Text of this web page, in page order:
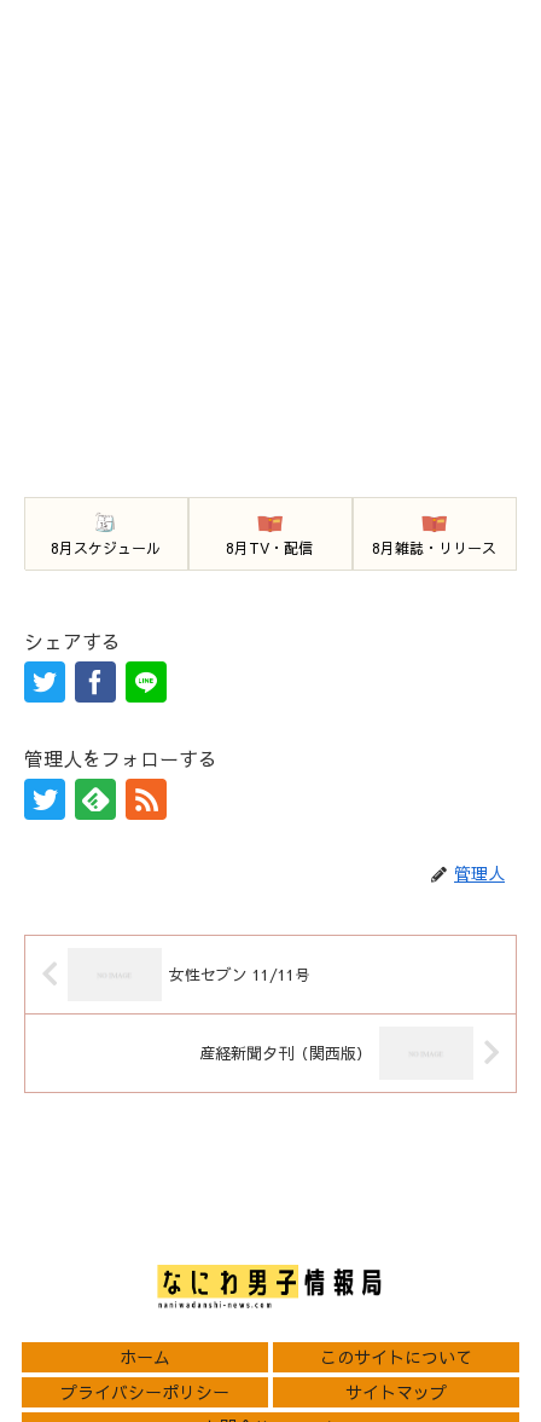
8月スケジュール 8月TV・配信 8月雑誌・リリース
シェアする
管理人をフォローする
管理人
女性セブン 11/11号
産経新聞夕刊（関西版）
ホーム
このサイトについて
プライバシーポリシー
サイトマップ